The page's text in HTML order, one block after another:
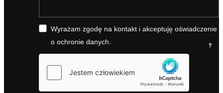
Wyrażam zgodę na kontakt i akceptuję oświadczenie
o ochronie danych.
?